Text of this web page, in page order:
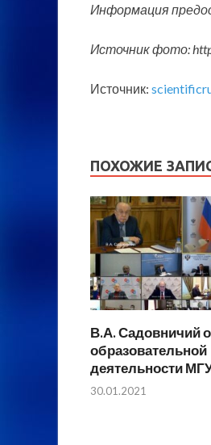
Информация
Источник фото:
Источник:
ПОХОЖИЕ
В.А. Садовничий
образовательной
деятельности
30.01.2021